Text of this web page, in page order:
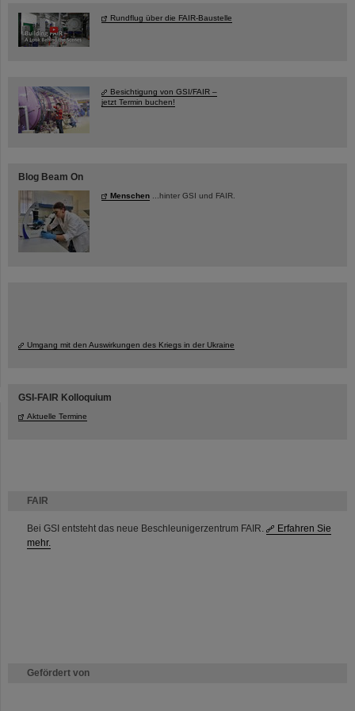
FAIR
Bei GSI entsteht das neue Beschleunigerzentrum FAIR.
Erfahren Sie
mehr.
Gefördert von
Rundflug über die FAIR-Baustelle
Besichtigung von GSI/FAIR –
jetzt Termin buchen!
Blog Beam On
Menschen ...hinter GSI und FAIR.
Umgang mit den Auswirkungen des Kriegs in der Ukraine
GSI-FAIR Kolloquium
Aktuelle Termine